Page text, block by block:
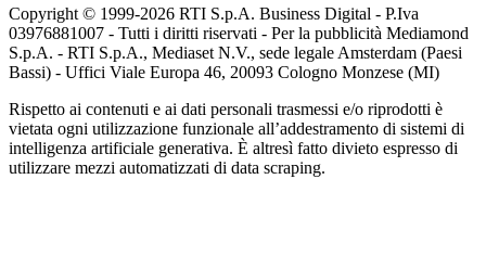
Copyright © 1999-2026 RTI S.p.A. Business Digital - P.Iva
03976881007 - Tutti i diritti riservati - Per la pubblicità Mediamond
S.p.A. - RTI S.p.A., Mediaset N.V., sede legale Amsterdam (Paesi
Bassi) - Uffici Viale Europa 46, 20093 Cologno Monzese (MI)
Rispetto ai contenuti e ai dati personali trasmessi e/o riprodotti è
vietata ogni utilizzazione funzionale all’addestramento di sistemi di
intelligenza artificiale generativa. È altresì fatto divieto espresso di
utilizzare mezzi automatizzati di data scraping.